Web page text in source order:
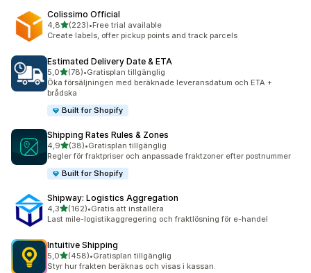
Colissimo Official
4,8av 5 stjärnor
(223)
223 recensioner totalt
•Free trial available
Create labels, offer pickup points and track parcels
Estimated Delivery Date & ETA
5,0av 5 stjärnor
(78)
78 recensioner totalt
•Gratisplan tillgänglig
Öka försäljningen med beräknade leveransdatum och ETA +
brådska
Built for Shopify
Shipping Rates Rules & Zones
4,9av 5 stjärnor
(38)
38 recensioner totalt
•Gratisplan tillgänglig
Regler för fraktpriser och anpassade fraktzoner efter postnummer
Built for Shopify
Shipway: Logistics Aggregation
4,3av 5 stjärnor
(162)
162 recensioner totalt
•Gratis att installera
Last mile-logistikaggregering och fraktlösning för e-handel
Intuitive Shipping
5,0av 5 stjärnor
(458)
458 recensioner totalt
•Gratisplan tillgänglig
Styr hur frakten beräknas och visas i kassan.